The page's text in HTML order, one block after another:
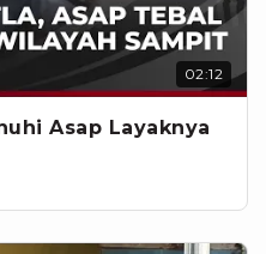
02:12
Asap Layaknya